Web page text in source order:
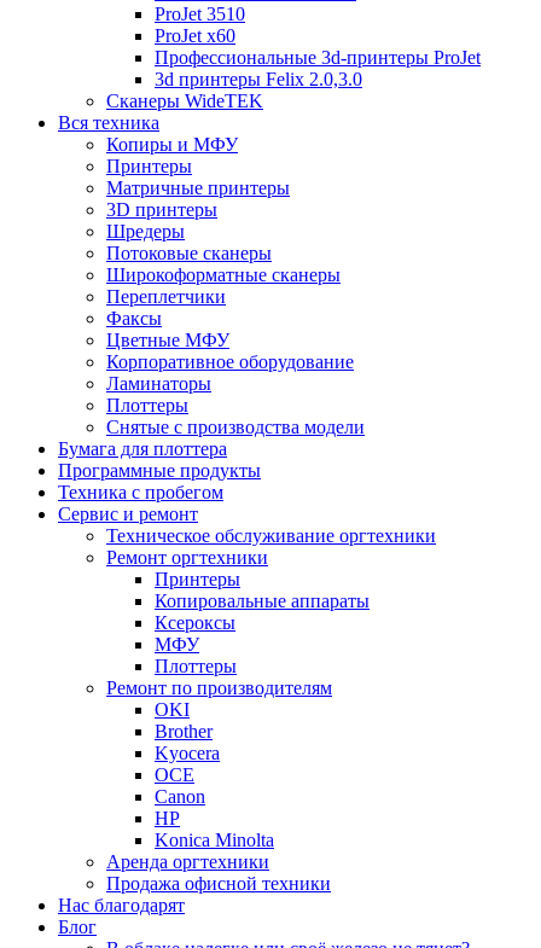
ProJet 3510
ProJet x60
Профессиональные 3d-принтеры ProJet
3d принтеры Felix 2.0,3.0
Сканеры WideTEK
Вся техника
Копиры и МФУ
Принтеры
Матричные принтеры
3D принтеры
Шредеры
Потоковые сканеры
Широкоформатные сканеры
Переплетчики
Факсы
Цветные МФУ
Корпоративное оборудование
Ламинаторы
Плоттеры
Снятые с производства модели
Бумага для плоттера
Программные продукты
Техника с пробегом
Сервис и ремонт
Техническое обслуживание оргтехники
Ремонт оргтехники
Принтеры
Копировальные аппараты
Ксероксы
МФУ
Плоттеры
Ремонт по производителям
OKI
Brother
Kyocera
OCE
Canon
HP
Konica Minolta
Аренда оргтехники
Продажа офисной техники
Нас благодарят
Блог